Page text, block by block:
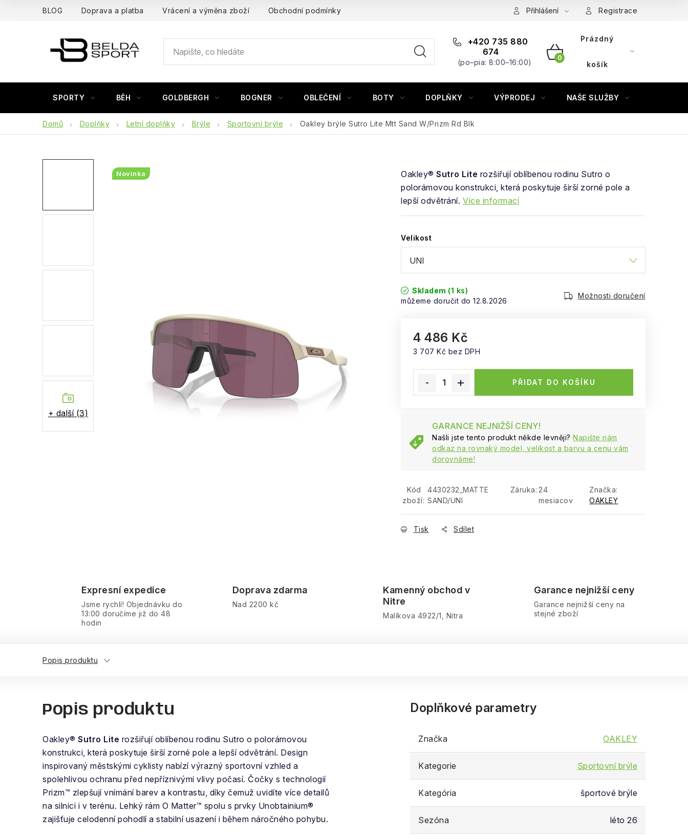
BLOG Doprava a platba Vrácení a výměna zboží Obchodní podmínky Přihlášení Registrace
+420 735 880
674
(po–pia: 8:00–16:00) NÁKUPNÍ
Prázdný
košík
SPORTY BĚH GOLDBERGH BOGNER OBLEČENÍ BOTY DOPLŇKY VÝPRODEJ NAŠE SLUŽBY
Domů Doplňky Letní doplňky Brýle Sportovní brýle Oakley brýle Sutro Lite Mtt Sand W/Prizm Rd Blk
+ další (3)
Oakley® Sutro Lite rozšiřují oblíbenou rodinu Sutro o
polorámovou konstrukci, která poskytuje širší zorné pole a
lepší odvětrání. Více informací
Velikost
Skladem (1 ks)
12.8.2026
Možnosti doručení
4 486 Kč
3 707 Kč bez DPH
PŘIDAT DO KOŠÍKU
GARANCE NEJNIŽŠÍ CENY!
Našli jste tento produkt někde levněji? Napište nám
odkaz na rovnaký model, velikost a barvu a cenu vám
dorovnáme!
Kód
zboží:
4430232_MATTE
SAND/UNI
Záruka: 24
mesiacov
Značka:
OAKLEY
Tisk Sdílet
Novinka
Expresní expedice
Jsme rychlí! Objednávku do
13:00 doručíme již do 48
hodin
Doprava zdarma
Nad 2200 kč
Kamenný obchod v
Nitre
Malíkova 4922/1, Nitra
Garance nejnižší ceny
Garance nejnižší ceny na
stejné zboží
Popis produktu
Popis produktu
Oakley® Sutro Lite rozšiřují oblíbenou rodinu Sutro o polorámovou
konstrukci, která poskytuje širší zorné pole a lepší odvětrání. Design
inspirovaný městskými cyklisty nabízí výrazný sportovní vzhled a
spolehlivou ochranu před nepříznivými vlivy počasí. Čočky s technologií
Prizm™ zlepšují vnímání barev a kontrastu, díky čemuž uvidíte více detailů
na silnici i v terénu. Lehký rám O Matter™ spolu s prvky Unobtainium®
zajišťuje celodenní pohodlí a stabilní usazení i během náročného pohybu.
Doplňkové parametry
Značka OAKLEY
Kategorie Sportovní brýle
Kategória športové brýle
Sezóna léto 26